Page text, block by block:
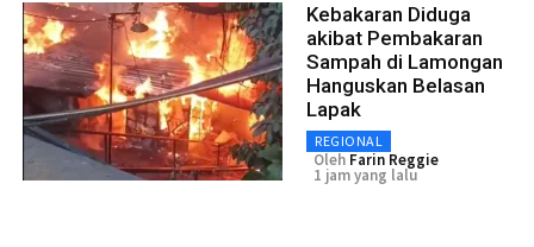
Kebakaran Diduga
akibat Pembakaran
Sampah di Lamongan
Hanguskan Belasan
Lapak
REGIONAL
Oleh Farin Reggie
1 jam yang lalu